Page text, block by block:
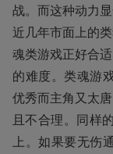
战。而这种动力
近几年市面上的
魂类游戏正好合
的难度。类魂游
优秀而主角又太
且不合理。同样
上。如果要无伤